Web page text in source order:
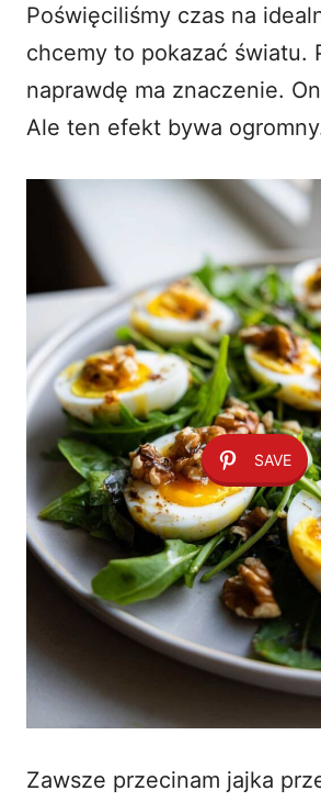
Poświęciliśmy czas na
chcemy to pokazać światu.
naprawdę ma znaczenie.
Ale ten efekt bywa
SAVE
Zawsze przecinam jajka